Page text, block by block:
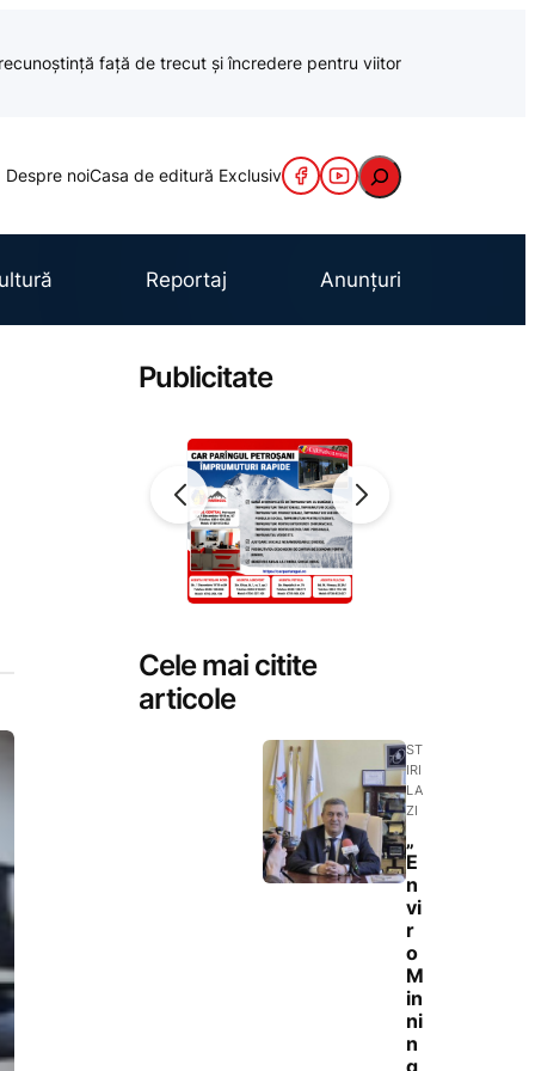
față de trecut și încredere pentru viitor
Despre noiCasa de editură Exclusiv Caută
Reportaj Anunțuri
Publicitate
Cele mai citite
articole
ST
IRI
LA
ZI
„
E
n
vi
r
o
M
in
ni
n
g